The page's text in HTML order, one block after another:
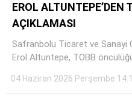
EROL ALTUNTEPE’DEN
AÇIKLAMASI
Safranbolu Ticaret ve Sanayi
Erol Altuntepe, TOBB
04 Haziran 2026 Perşembe